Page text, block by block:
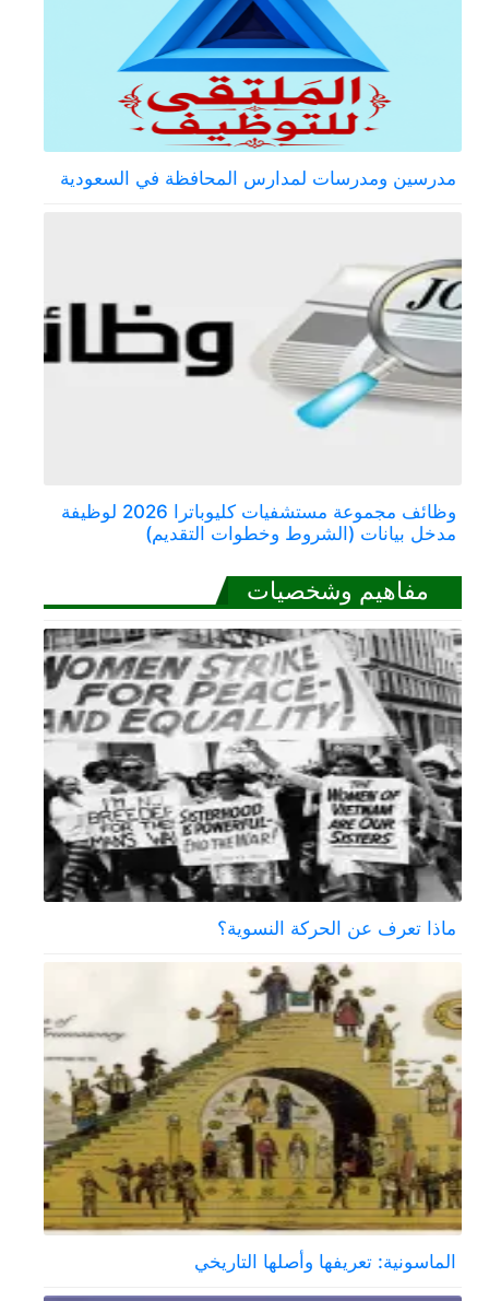
مدرسين ومدرسات لمدارس المحافظة في السعودية
وظائف مجموعة مستشفيات كليوباترا 2026 لوظيفة
مدخل بيانات (الشروط وخطوات التقديم)
مفاهيم وشخصيات
ماذا تعرف عن الحركة النسوية؟
الماسونية: تعريفها وأصلها التاريخي